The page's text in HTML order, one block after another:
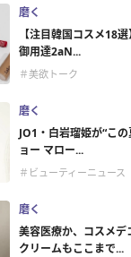
磨く
【注目韓国コスメ18
御用達2aN...
＃美欲トーク
磨く
JO1・白岩瑠姫が“こ
ョー マロー...
＃ビューティーニュース
磨く
美容医療か、コスメ
クリームもここまで...